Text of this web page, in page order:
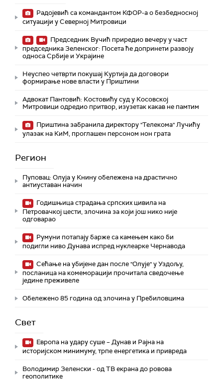
Радојевић са командантом КФОР-а о безбедносној
ситуацији у Северној Митровици
Председник Вучић приредио вечеру у част
председника Зеленског: Посета ће допринети развоју
односа Србије и Украјине
Неуспео четврти покушај Куртија да договори
формирање нове власти у Приштини
Адвокат Пантовић: Костовићу суд у Косовској
Митровици одредио притвор, изузетак какав не памтим
Приштина забранила директору "Телекома" Лучићу
улазак на КиМ, проглашен персоном нон грата
Регион
Пуповац: Олуја у Книну обележена на драстично
антиуставан начин
Годишњица страдања српских цивила на
Петровачкој цести, злочина за који још нико није
одговарао
Румуни потапају барже са камењем како би
подигли ниво Дунава испред нуклеарке Чернавода
Сећање на убијене дан после "Олује" у Уздољу,
посланица на комеморацији прочитала сведочење
једине преживеле
Обележено 85 година од злочина у Пребиловцима
Свет
Европа на удару суше – Дунав и Рајна на
историјском минимуму, трпе енергетика и привреда
Володимир Зеленски - од ТВ екрана до ровова
геополитике